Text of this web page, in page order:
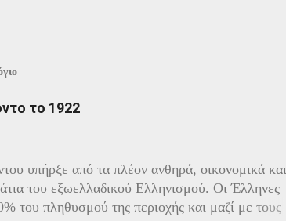
το 1922
υπήρξε από τα πλέον ανθηρά, οικονομικά και
του εξωελλαδικού Ελληνισμού. Οι Έλληνες
του πληθυσμού της περιοχής και μαζί με τους